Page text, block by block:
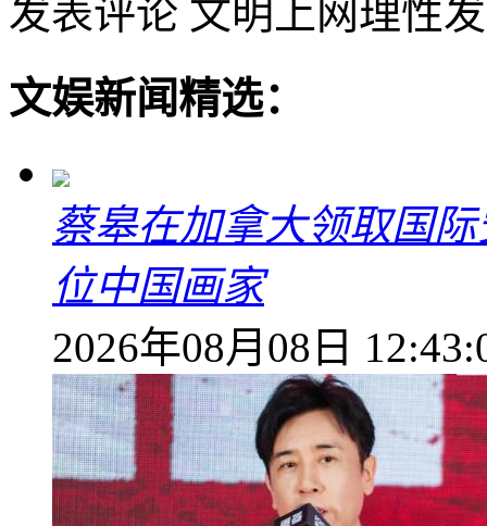
发表评论 文明上网理性
文娱新闻精选：
蔡皋在加拿大领取国
位中国画家
2026年08月08日